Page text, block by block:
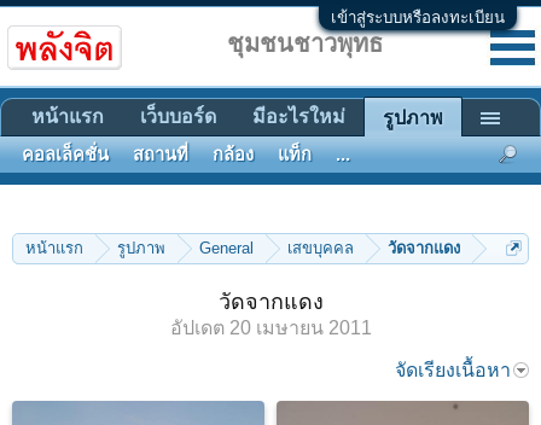
เข้าสู่ระบบหรือลงทะเบียน
หน้าแรก รูปภาพ General เสขบุคคล วัดจากแดง
วัดจากแดง
อัปเดต 20 เมษายน 2011
จัดเรียงเนื้อหา
ชุมชนชาวพุทธ
หน้าแรก เว็บบอร์ด มีอะไรใหม่ รูปภาพ
คอลเล็คชั่น สถานที่ กล้อง แท็ก ...